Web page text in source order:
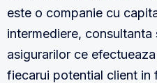
este o companie cu
intermediere,
asigurarilor ce
fiecarui potential client in